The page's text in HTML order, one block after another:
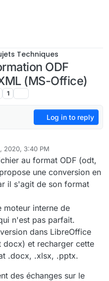
Techniques
ODF
(MS-Office)
1
Log in to reply
2020, 3:40 PM
au format ODF (odt,
une conversion en
il s'agit de son format
moteur interne de
n'est pas parfait.
dans LibreOffice
docx) et recharger cette
.docx, .xlsx, .pptx.
des échanges sur le